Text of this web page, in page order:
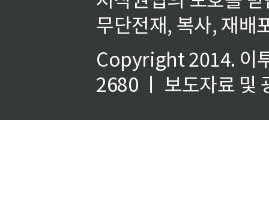
무단전재, 복사, 재배
Copyright 2014. 이
2680 ㅣ 보도자료